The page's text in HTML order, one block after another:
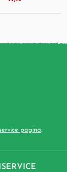
pagina.